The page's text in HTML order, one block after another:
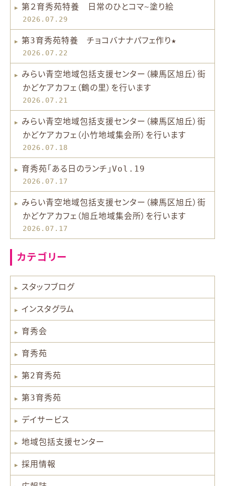
第２育秀苑特養 日常のひとコマ~塗り絵
2026.07.29
第3育秀苑特養 チョコバナナパフェ作り★
2026.07.22
みらい青空地域包括支援センター（練馬区旭丘）街
かどケアカフェ（鶴の里）を行います
2026.07.21
みらい青空地域包括支援センター（練馬区旭丘）街
かどケアカフェ（小竹地域集会所）を行います
2026.07.18
育秀苑「ある日のランチ」Vol.19
2026.07.17
みらい青空地域包括支援センター（練馬区旭丘）街
かどケアカフェ（旭丘地域集会所）を行います
2026.07.17
カテゴリー
スタッフブログ
インスタグラム
育秀会
育秀苑
第2育秀苑
第3育秀苑
デイサービス
地域包括支援センター
採用情報